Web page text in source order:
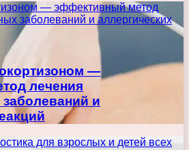
— эффективный метод
заболеваний и аллергических
—
лечения
и
для взрослых и детей всех